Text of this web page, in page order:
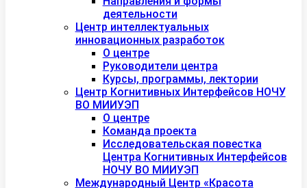
деятельности
Центр интеллектуальных
инновационных разработок
О центре
Руководители центра
Курсы, программы, лектории
Центр Когнитивных Интерфейсов НОЧУ
ВО МИИУЭП
О центре
Команда проекта
Исследовательская повестка
Центра Когнитивных Интерфейсов
НОЧУ ВО МИИУЭП
Международный Центр «Красота